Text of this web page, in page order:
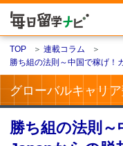
TOP ＞ 連載コラム
＞
勝ち組の法則～中国で稼げ！
グローバルキャリ
勝ち組の法則